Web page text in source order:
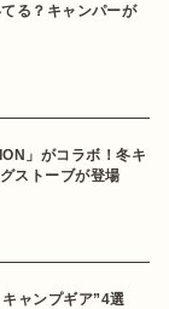
る？キャンパーが
」がコラボ！冬キ
ストーブが登場
ャンプギア”4選